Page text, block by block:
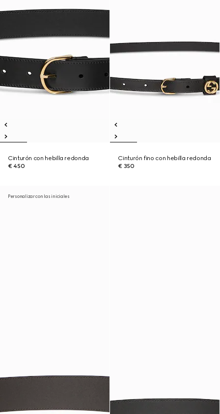
Cinturón con hebilla redonda
€ 450
Cinturón fino con hebilla redonda
€ 350
Personalizar con las iniciales